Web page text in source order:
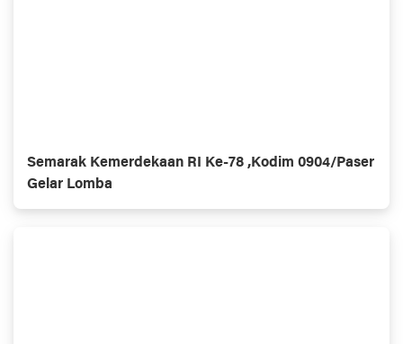
Semarak Kemerdekaan RI Ke-78 ,Kodim 0904/Paser
Gelar Lomba